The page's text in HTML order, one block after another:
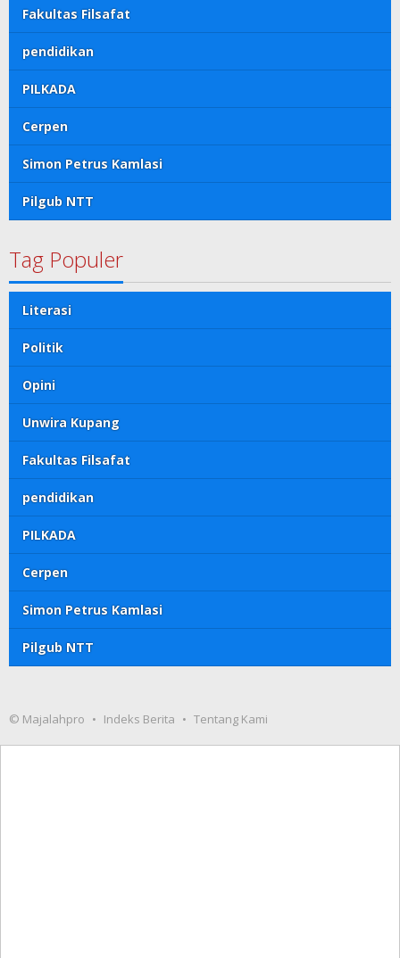
Fakultas Filsafat
pendidikan
PILKADA
Cerpen
Simon Petrus Kamlasi
Pilgub NTT
Tag Populer
Literasi
Politik
Opini
Unwira Kupang
Fakultas Filsafat
pendidikan
PILKADA
Cerpen
Simon Petrus Kamlasi
Pilgub NTT
© Majalahpro Indeks Berita Tentang Kami